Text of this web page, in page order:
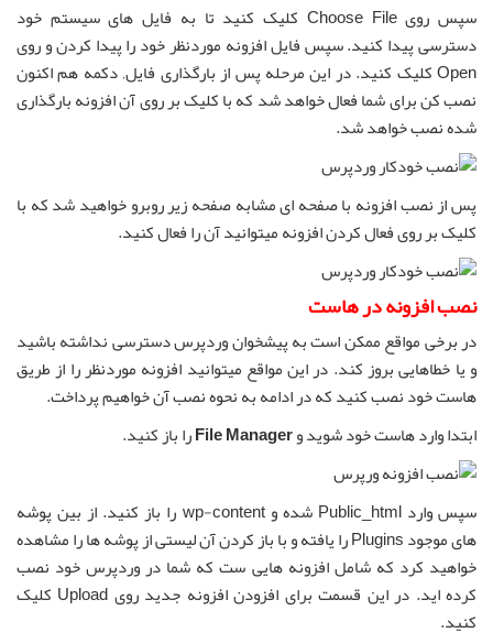
سپس روی Choose File کلیک کنید تا به فایل های سیستم خود
دسترسی پیدا کنید. سپس فایل افزونه موردنظر خود را پیدا کردن و روی
Open کلیک کنید. در این مرحله پس از بارگذاری فایل‚ دکمه هم اکنون
نصب کن برای شما فعال خواهد شد که با کلیک بر روی آن افزونه بارگذاری
شده نصب خواهد شد.
پس از نصب افزونه با صفحه ای مشابه صفحه زیر روبرو خواهید شد که با
کلیک بر روی فعال کردن افزونه میتوانید آن را فعال کنید.
نصب افزونه در هاست
در برخی مواقع ممکن است به پیشخوان وردپرس دسترسی نداشته باشید
و یا خطاهایی بروز کند. در این مواقع میتوانید افزونه موردنظر را از طریق
هاست خود نصب کنید که در ادامه به نحوه نصب آن خواهیم پرداخت.
ابتدا وارد هاست خود شوید وFile Managerرا باز کنید.
سپس وارد Public_html شده و wp-content را باز کنید. از بین پوشه
های موجود Plugins را یافته و با باز کردن آن لیستی از پوشه ها را مشاهده
خواهید کرد که شامل افزونه هایی ست که شما در وردپرس خود نصب
کرده اید. در این قسمت برای افزودن افزونه جدید روی Upload کلیک
کنید.